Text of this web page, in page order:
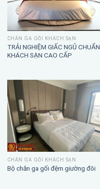
CHĂN GA GỐI KHÁCH SẠN
TRẢI NGHIỆM GIẤC NGỦ CHUẨN
KHÁCH SẠN CAO CẤP
CHĂN GA GỐI KHÁCH SẠN
Bộ chăn ga gối đệm giường đôi